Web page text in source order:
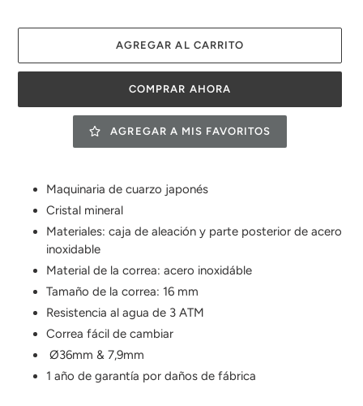
AGREGAR AL CARRITO
COMPRAR AHORA
AGREGAR A MIS FAVORITOS
producto
carrito
Maquinaria de cuarzo japonés
Cristal mineral
Materiales: caja de aleación y parte posterior de acero
inoxidable
Material de la correa: acero inoxidáble
Tamaño de la correa: 16 mm
Resistencia al agua de 3 ATM
Correa fácil de cambiar
Ø36mm & 7,9mm
1 año de garantía por daños de fábrica